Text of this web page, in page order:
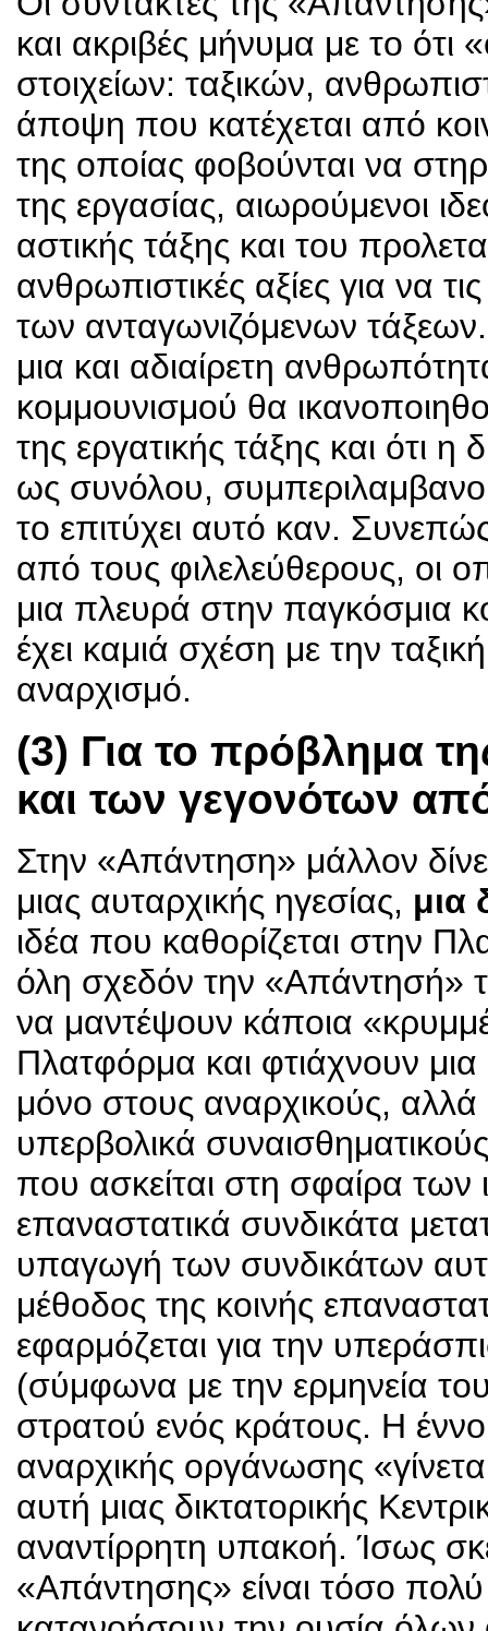
και ακριβές μήνυμα με το ότι
στοιχείων: ταξικών,
άποψη που κατέχεται από
της οποίας φοβούνται να
της εργασίας, αιωρούμενοι
αστικής τάξης και του
ανθρωπιστικές αξίες για να
των ανταγωνιζόμενων
μια και αδιαίρετη
κομμουνισμού θα
της εργατικής τάξης και ότι
ως συνόλου,
το επιτύχει αυτό καν.
από τους φιλελεύθερους, οι
μια πλευρά στην παγκόσμια
έχει καμιά σχέση με την
αναρχισμό.
(3) Για το πρόβλημα
και των γεγονότων
Στην «Απάντηση» μάλλον
μιας αυταρχικής ηγεσίας, μια
ιδέα που καθορίζεται στην
όλη σχεδόν την «Απάντησή»
να μαντέψουν κάποια
Πλατφόρμα και φτιάχνουν
μόνο στους αναρχικούς,
υπερβολικά
που ασκείται στη σφαίρα
επαναστατικά συνδικάτα
υπαγωγή των συνδικάτων
μέθοδος της κοινής
εφαρμόζεται για την
(σύμφωνα με την ερμηνεία
στρατού ενός κράτους. Η
αναρχικής οργάνωσης
αυτή μιας δικτατορικής
αναντίρρητη υπακοή. Ίσως
«Απάντησης» είναι τόσο πολύ